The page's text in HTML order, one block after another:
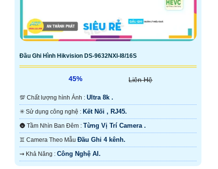
Đầu Ghi Hình Hikvision DS-9632NXI-I8/16S
45% Liên Hệ
💯 Chất lượng hình Ảnh : Ultra 8k .
✳️ Sử dụng công nghệ : Kết Nối , RJ45.
🌚 Tầm Nhìn Ban Đêm : Từng Vị Trí Camera .
♊ Camera Theo Mẫu Đầu Ghi 4 kênh.
️⇝ Khả Năng : Công Nghệ AI.